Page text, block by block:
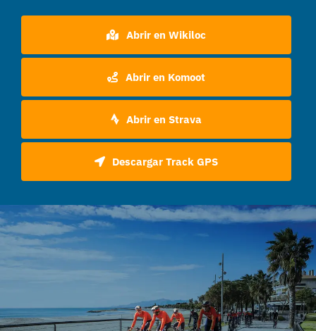
Abrir en Wikiloc
Abrir en Komoot
Abrir en Strava
Descargar Track GPS